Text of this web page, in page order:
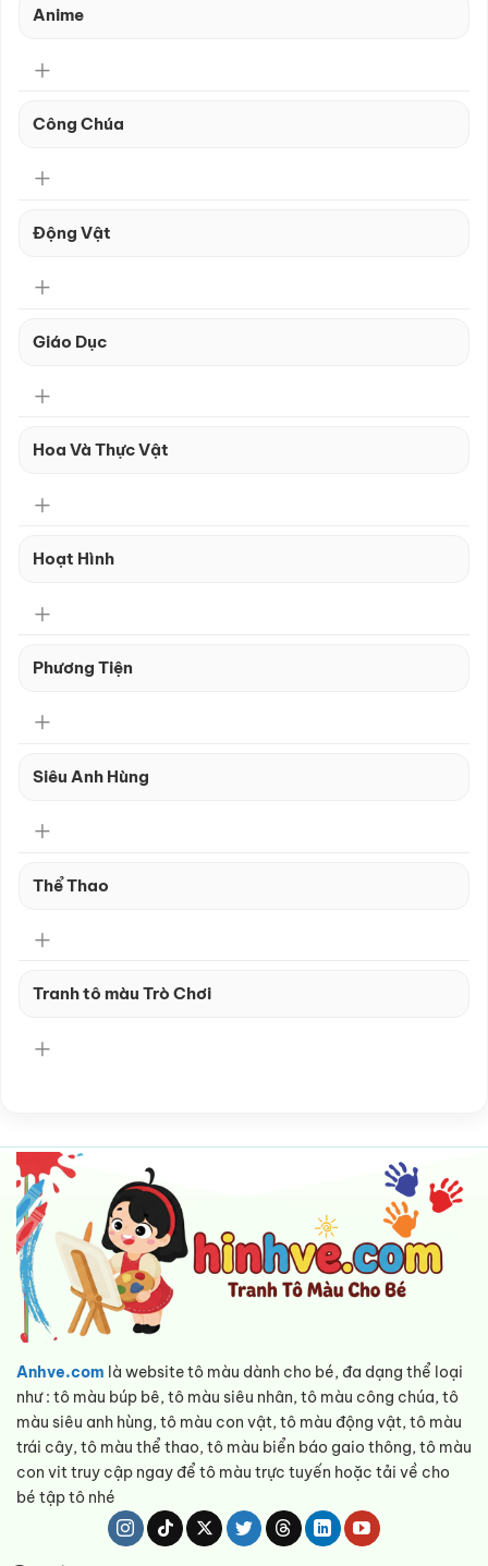
Anime
Công Chúa
Động Vật
Giáo Dục
Hoa Và Thực Vật
Hoạt Hình
Phương Tiện
Siêu Anh Hùng
Thể Thao
Tranh tô màu Trò Chơi
Anhve.com là website tô màu dành cho bé, đa dạng thể loại
như : tô màu búp bê, tô màu siêu nhân, tô màu công chúa, tô
màu siêu anh hùng, tô màu con vật, tô màu động vật, tô màu
trái cây, tô màu thể thao, tô màu biển báo gaio thông, tô màu
con vit truy cập ngay để tô màu trực tuyến hoặc tải về cho
bé tập tô nhé